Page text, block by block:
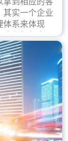
其实一个企业
体系来体现
我们如何去证
是ISO9001
细说下企业